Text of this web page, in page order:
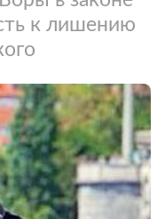
к лишению